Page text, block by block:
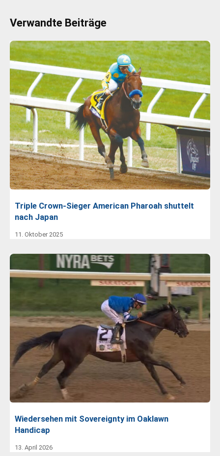
Verwandte Beiträge
Triple Crown-Sieger American Pharoah shuttelt
nach Japan
11. Oktober 2025
Wiedersehen mit Sovereignty im Oaklawn
Handicap
13. April 2026